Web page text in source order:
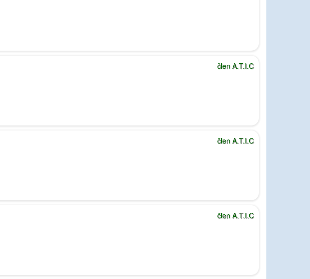
člen A.T.I.C
člen A.T.I.C
člen A.T.I.C